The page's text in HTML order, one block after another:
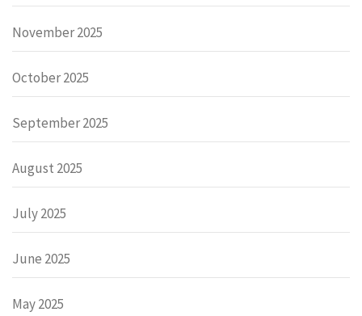
November 2025
October 2025
September 2025
August 2025
July 2025
June 2025
May 2025